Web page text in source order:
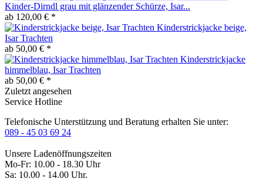
Kinder-Dirndl grau mit glänzender Schürze, Isar...
ab 120,00 € *
Kinderstrickjacke beige,
Isar Trachten
ab 50,00 € *
Kinderstrickjacke
himmelblau, Isar Trachten
ab 50,00 € *
Zuletzt angesehen
Service Hotline
Telefonische Unterstützung und Beratung erhalten Sie unter:
089 - 45 03 69 24
Unsere Ladenöffnungszeiten
Mo-Fr: 10.00 - 18.30 Uhr
Sa: 10.00 - 14.00 Uhr.